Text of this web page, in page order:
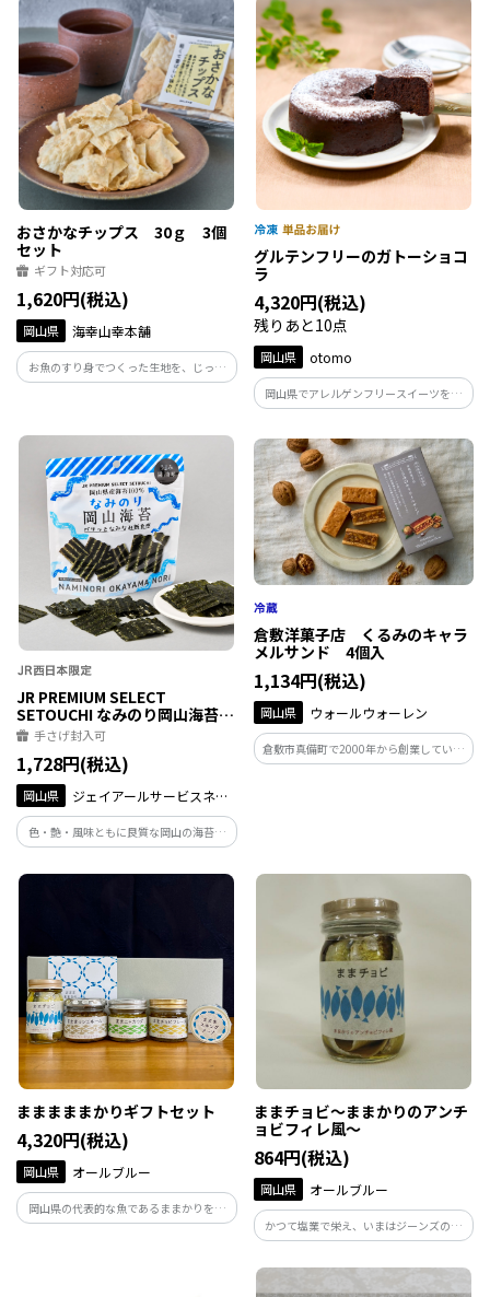
おさかなチップス 30ｇ 3個
セット
ギフト対応可
1,620円(税込)
岡山県 海幸山幸本舗
お魚のすり身でつくった生地を、じっく
り丁寧に焼き上げた、軽くて香ばしい味
美味しさです。
グルテンフリーのガトーショコ
ラ
4,320円(税込)
残りあと10点
岡山県 otomo
岡山県でアレルゲンフリースイーツを手
がけるotomoがつくったガトーショコラで
なめらかな口どけが特徴です。
JR PREMIUM SELECT
SETOUCHI なみのり岡山海苔
うまみ醤油味×5セット
手さげ封入可
1,728円(税込)
岡山県
ジェイアールサービスネッ
ト岡山
色・艶・風味ともに良質な岡山の海苔を
100%使用した「なみのり岡山海苔」。海
苔をナミナミ状に加工することで、軽い
倉敷洋菓子店 くるみのキャラ
メルサンド 4個入
1,134円(税込)
岡山県 ウォールウォーレン
倉敷市真備町で2000年から創業している
人気の洋菓子店「ウォールウォーレン」
まままままかりギフトセット
4,320円(税込)
岡山県 オールブルー
岡山県の代表的な魚であるままかりをア
ンチョビフィレ風に仕上げた人気商品の
ままチョビ～ままかりのアンチ
ョビフィレ風～
864円(税込)
岡山県 オールブルー
かつて塩業で栄え、いまはジーンズの聖
地として有名な倉敷市児島で海産物と塩
という地域資源・ルーツをつかった、新